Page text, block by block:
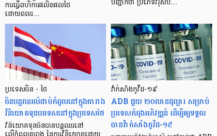
ការធ្វើពហិការផលិតផលថៃ
ដោយពលរ…
បញ្ជាក់ថា ប្រភេទវីរុសប…
ប្រទេសចិន - ថៃ
ចិនបន្តឈរលំដាប់កំពូលនៅក្នុងតារាង
វិនិយោគទុនបរទេសនៅក្នុងប្រទេសថៃ
វិនិយោគទុនចិនបានបន្តឈរនៅ
វា៉ក់សាំងកូវីដ-១៩
ADB ជួយ ២០លានដុល្លារ សម្រាប់
ប្រទេសកំពុងអភិវឌ្ឍន៍ ដើម្បីឲ្យទទួល
បានវ៉ាក់សាំងកូវីដ-១៩